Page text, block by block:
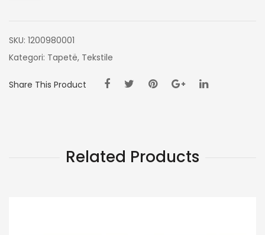
SKU: 1200980001
Kategori: Tapetë, Tekstile
Share This Product
Related Products